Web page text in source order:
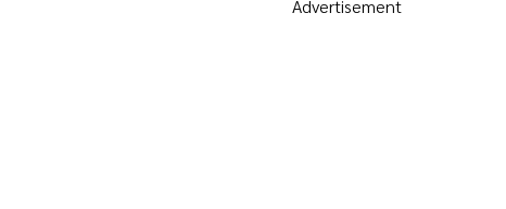
Advertisement